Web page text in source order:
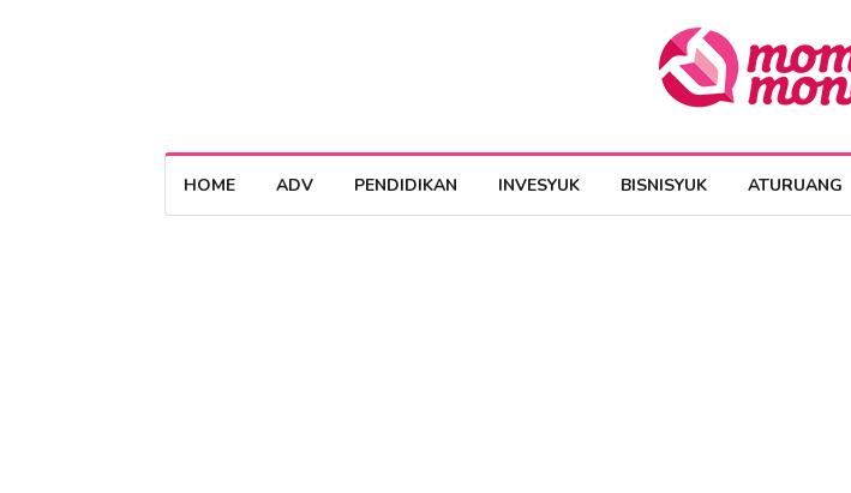
HOME ADV PENDIDIKAN INVESYUK BISNISYUK ATURUANG